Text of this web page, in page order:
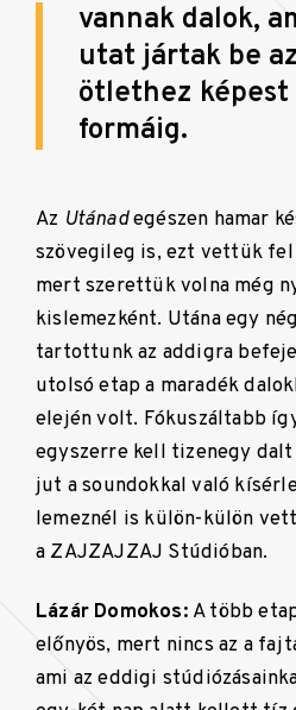
vannak dalok,
utat jártak be
ötlethez képest
formáig.
Az Utánadegészen hamar
szövegileg is, ezt vettük
mert szerettük volna még
kislemezként. Utána egy
tartottunk az addigra
utolsó etap a maradék
elején volt. Fókuszáltabb
egyszerre kell tizenegy
jut a soundokkal való
lemeznél is külön-külön
a ZAJZAJZAJ Stúdióban.
Lázár Domokos: A több
előnyös, mert nincs az a
ami az eddigi